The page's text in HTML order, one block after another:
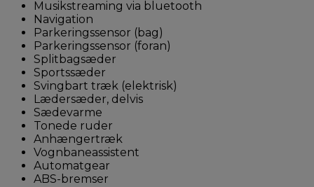
Musikstreaming via bluetooth
Navigation
Parkeringssensor (bag)
Parkeringssensor (foran)
Splitbagsæder
Sportssæder
Svingbart træk (elektrisk)
Lædersæder, delvis
Sædevarme
Tonede ruder
Anhængertræk
Vognbaneassistent
Automatgear
ABS-bremser